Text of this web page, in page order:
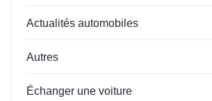
Actualités automobiles
Autres
Échanger une voiture